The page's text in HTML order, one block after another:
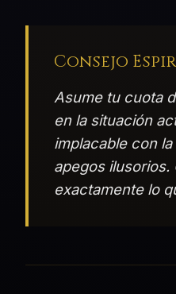
Consejo
Asume tu cuota
en la situación
implacable con
apegos ilusorios.
exactamente lo